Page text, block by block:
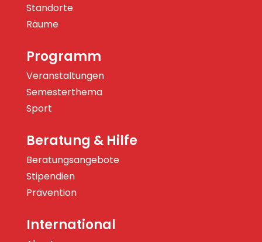
Standorte
Räume
Programm
Veranstaltungen
Semesterthema
Sport
Beratung & Hilfe
Beratungsangebote
Stipendien
Prävention
International